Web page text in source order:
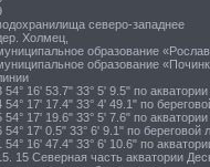
северо-западнее
Холмец,
образование
образование
54° 16' 53.7" 33° 5' 9.5" по
54° 17' 17.4" 33° 4' 49.1" по
54° 17' 19.6" 33° 5' 7.6" по
54° 17' 0.5" 33° 6' 9.1" по береговой
54° 16' 47.4" 33° 6' 10.6" по
15 Северная часть акватории